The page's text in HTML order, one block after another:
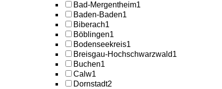
Bad-Mergentheim1
Baden-Baden1
Biberach1
Böblingen1
Bodenseekreis1
Breisgau-Hochschwarzwald1
Buchen1
Calw1
Dornstadt2